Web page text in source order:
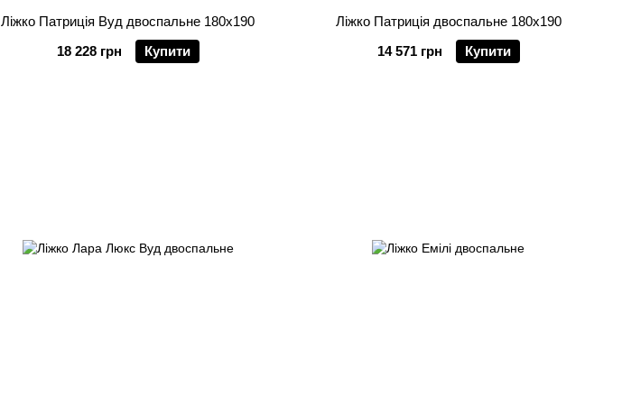
Ліжко Патриція Вуд двоспальне 180х190
18 228 грн
Купити
Ліжко Патриція двоспальне 180х190
14 571 грн
Купити